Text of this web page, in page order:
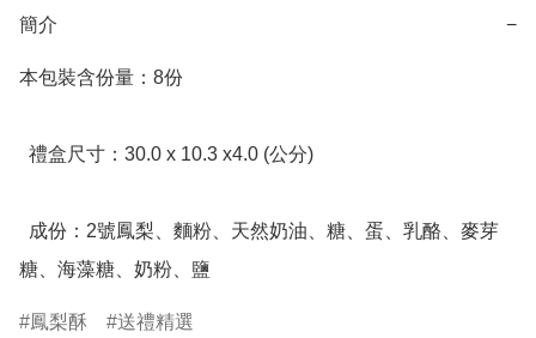
簡介 −
本包裝含份量：8份
糖、海藻糖、奶粉、鹽
鳳梨酥 送禮精選